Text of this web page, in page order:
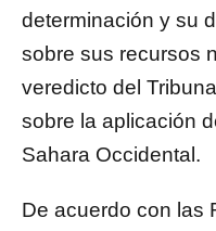
determinación y su
sobre sus recursos
veredicto del
sobre la aplicación
Sahara Occidental.
De acuerdo con las